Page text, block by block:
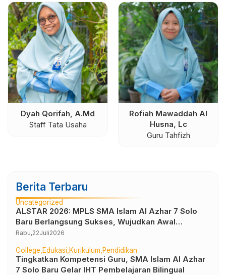
Dyah Qorifah, A.Md
Staff Tata Usaha
Rofiah Mawaddah Al
Husna, Lc
Guru Tahfizh
Berita Terbaru
Uncategorized
ALSTAR 2026: MPLS SMA Islam Al Azhar 7 Solo
Baru Berlangsung Sukses, Wujudkan Awal
Perjalanan Peserta Didik yang Berkarakter
Rabu,22Juli2026
College Edukasi Kurikulum Pendidikan
Tingkatkan Kompetensi Guru, SMA Islam Al Azhar
7 Solo Baru Gelar IHT Pembelajaran Bilingual